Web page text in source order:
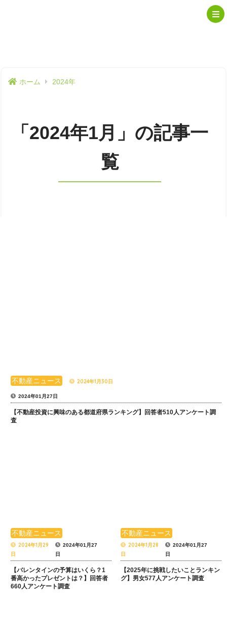
ホーム 2024年
「2024年1月」の記事一
覧
不動産ニュース 2024年1月30日
2024年01月27日
【不動産投資に興味のある都道府県ランキング】回答者510人アンケート調
査
不動産ニュース
2024年1月29
日
2024年01月27
日
【バレンタインの予算はいくら？1
番高かったプレゼントは？】回答者
660人アンケート調査
不動産ニュース
2024年1月28
日
2024年01月27
日
【2025年に挑戦したいことランキン
グ】男女577人アンケート調査